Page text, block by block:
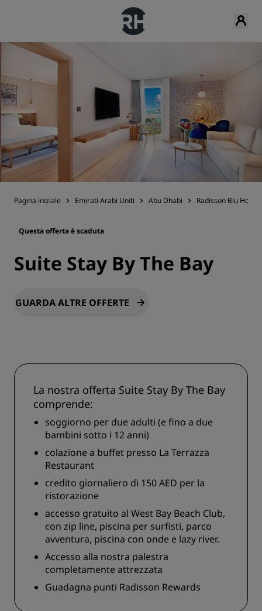
Pagina iniziale Emirati Arabi Uniti Abu Dhabi Radisson Blu Hotel
Questa offerta è scaduta
Suite Stay By The Bay
GUARDA ALTRE OFFERTE
La nostra offerta Suite Stay By The Bay
comprende:
soggiorno per due adulti (e fino a due
bambini sotto i 12 anni)
colazione a buffet presso La Terrazza
Restaurant
credito giornaliero di 150 AED per la
ristorazione
accesso gratuito al West Bay Beach Club,
con zip line, piscina per surfisti, parco
avventura, piscina con onde e lazy river.
Accesso alla nostra palestra
completamente attrezzata
Guadagna punti Radisson Rewards